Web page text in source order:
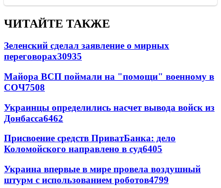
ЧИТАЙТЕ ТАКЖЕ
Зеленский сделал заявление о мирных
переговорах30935
Майора ВСП поймали на "помощи" военному в
СОЧ7508
Украинцы определились насчет вывода войск из
Донбасса6462
Присвоение средств ПриватБанка: дело
Коломойского направлено в суд6405
Украина впервые в мире провела воздушный
штурм с использованием роботов4799